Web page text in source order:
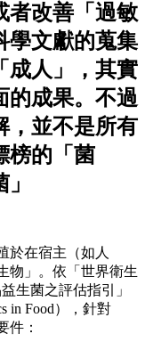
者改善「過敏
學文獻的蒐集
成人」，其實
的成果。不過
，並不是所有
榜的「菌
於在宿主（如人
物」。依「世界衛生
生菌之評估指引」
in Food），針對
件：